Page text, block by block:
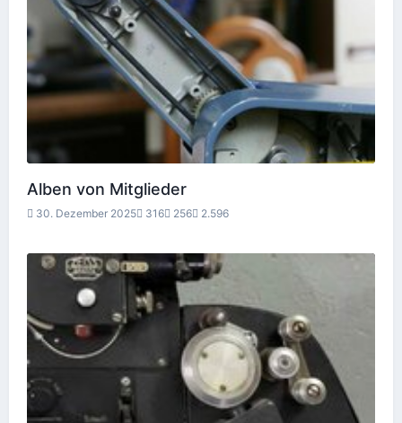
Alben von Mitglieder
30. Dezember 2025 316 256 2.596